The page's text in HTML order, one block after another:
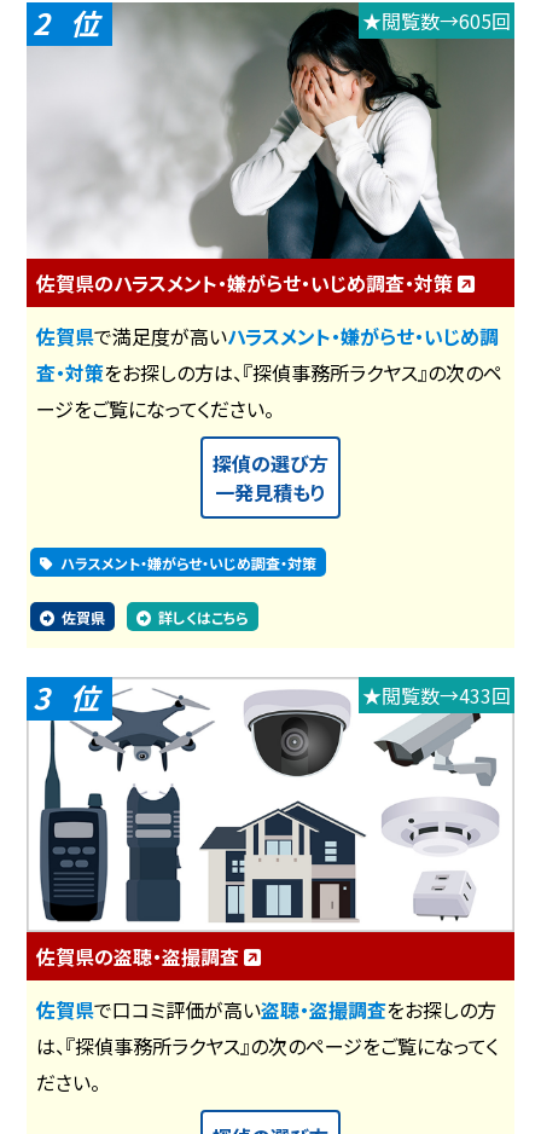
2 ★閲覧数→605回
佐賀県のハラスメント・嫌がらせ・いじめ調査・対策
佐賀県で満足度が高いハラスメント・嫌がらせ・いじめ調
査・対策をお探しの方は、『探偵事務所ラクヤス』の次のペ
ージをご覧になってください。
探偵の選び方
一発見積もり
ハラスメント・嫌がらせ・いじめ調査・対策
佐賀県 詳しくはこちら
3 ★閲覧数→433回
佐賀県の盗聴・盗撮調査
佐賀県で口コミ評価が高い盗聴・盗撮調査をお探しの方
は、『探偵事務所ラクヤス』の次のページをご覧になってく
ださい。